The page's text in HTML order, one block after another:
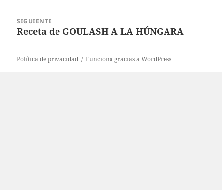
SIGUIENTE
Entrada
Receta de GOULASH A LA HÚNGARA
Política de privacidad Funciona gracias a WordPress